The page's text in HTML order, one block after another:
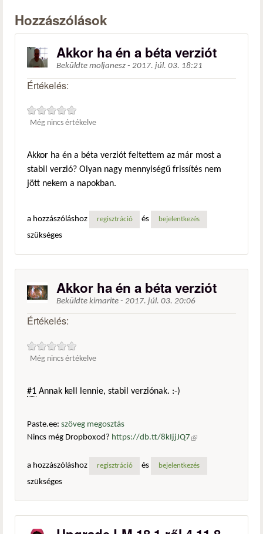
Hozzászólások
Akkor ha én a béta verziót
Beküldte moljanesz - 2017. júl. 03. 18:21
Értékelés:
Még nincs értékelve
Akkor ha én a béta verziót feltettem az már most a
stabil verzió? Olyan nagy mennyiségű frissítés nem
jött nekem a napokban.
a hozzászóláshoz regisztráció és bejelentkezés
szükséges
Akkor ha én a béta verziót
Beküldte kimarite - 2017. júl. 03. 20:06
Értékelés:
Még nincs értékelve
#1 Annak kell lennie, stabil verziónak. :-)
Paste.ee: szöveg megosztás
Nincs még Dropboxod? https://db.tt/8kIjjJQ7 (külső
a hozzászóláshoz
regisztráció és bejelentkezés
szükséges